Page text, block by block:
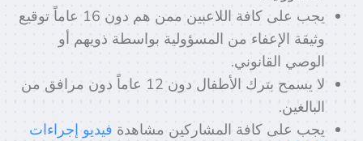
يجب على كافة اللاعبين ممن هم دون 16 عاماً توقيع
وثيقة الإعفاء من المسؤولية بواسطة ذويهم أو
الوصي القانوني.
لا يسمح بترك الأطفال دون 12 عاماً دون مرافق من
البالغين.
يجب على كافة المشاركين مشاهدة فيديو إجراءات